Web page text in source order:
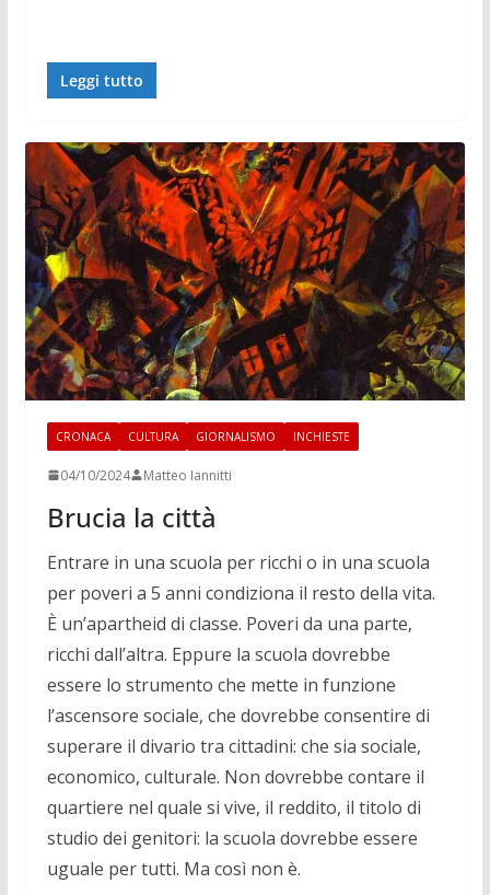
Leggi tutto
CRONACA CULTURA GIORNALISMO INCHIESTE
04/10/2024 Matteo Iannitti
Brucia la città
Entrare in una scuola per ricchi o in una scuola
per poveri a 5 anni condiziona il resto della vita.
È un’apartheid di classe. Poveri da una parte,
ricchi dall’altra. Eppure la scuola dovrebbe
essere lo strumento che mette in funzione
l’ascensore sociale, che dovrebbe consentire di
superare il divario tra cittadini: che sia sociale,
economico, culturale. Non dovrebbe contare il
quartiere nel quale si vive, il reddito, il titolo di
studio dei genitori: la scuola dovrebbe essere
uguale per tutti. Ma così non è.